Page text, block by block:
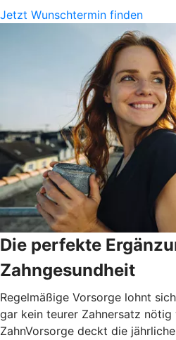
Jetzt Wunschtermin finden
Die perfekte
Zahngesundheit
Regelmäßige Vorsorge lohnt
gar kein teurer Zahnersatz nötig
ZahnVorsorge deckt die